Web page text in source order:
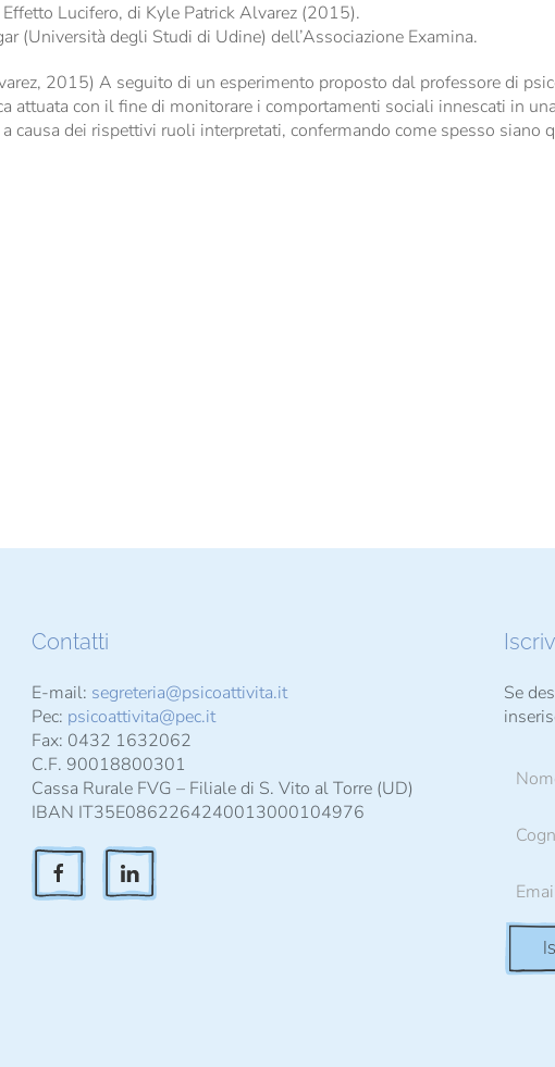
Lucifero, di Kyle Patrick Alvarez (2015).
(Università degli Studi di Udine) dell’Associazione Examina.
2015) A seguito di un esperimento proposto dal professore di
attuata con il fine di monitorare i comportamenti sociali innescati in
dei rispettivi ruoli interpretati, confermando come spesso siano
Contatti
E-mail: segreteria@psicoattivita.it
Pec: psicoattivita@pec.it
Fax: 0432 1632062
C.F. 90018800301
Cassa Rurale FVG – Filiale di S. Vito al Torre (UD)
IBAN IT35E0862264240013000104976
Se